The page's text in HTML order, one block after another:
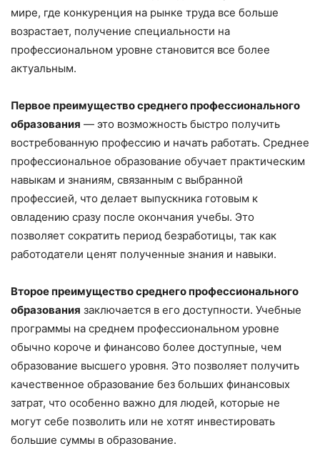
мире, где конкуренция на рынке труда все больше
возрастает, получение специальности на
профессиональном уровне становится все более
актуальным.
Первое преимущество среднего профессионального
образования — это возможность быстро получить
востребованную профессию и начать работать. Среднее
профессиональное образование обучает практическим
навыкам и знаниям, связанным с выбранной
профессией, что делает выпускника готовым к
овладению сразу после окончания учебы. Это
позволяет сократить период безработицы, так как
работодатели ценят полученные знания и навыки.
Второе преимущество среднего профессионального
образования заключается в его доступности. Учебные
программы на среднем профессиональном уровне
обычно короче и финансово более доступные, чем
образование высшего уровня. Это позволяет получить
качественное образование без больших финансовых
затрат, что особенно важно для людей, которые не
могут себе позволить или не хотят инвестировать
большие суммы в образование.